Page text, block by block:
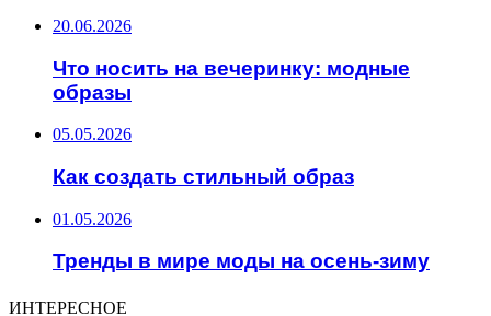
20.06.2026
Что носить на вечеринку: модные
образы
05.05.2026
Как создать стильный образ
01.05.2026
Тренды в мире моды на осень-зиму
ИНТЕРЕСНОЕ